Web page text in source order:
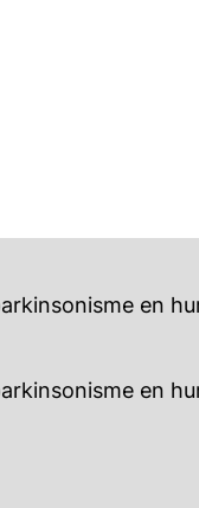
en
en